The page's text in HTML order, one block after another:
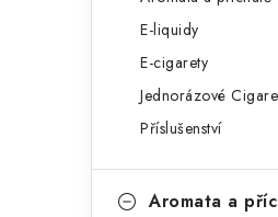
E-liquidy
E-cigarety
Jednorázové
Příslušenství
Aromata a